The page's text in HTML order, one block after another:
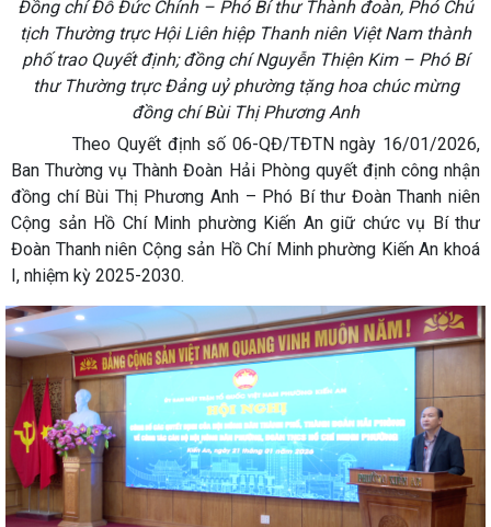
Đồng chí Đỗ Đức Chính – Phó Bí thư Thành đoàn, Phó Chủ
tịch Thường trực Hội Liên hiệp Thanh niên Việt Nam thành
phố trao Quyết định; đồng chí Nguyễn Thiện Kim – Phó Bí
thư Thường trực Đảng uỷ phường tặng hoa chúc mừng
đồng chí Bùi Thị Phương Anh
Theo Quyết định số 06-QĐ/TĐTN ngày 16/01/2026,
Ban Thường vụ Thành Đoàn Hải Phòng quyết định công nhận
đồng chí Bùi Thị Phương Anh – Phó Bí thư Đoàn Thanh niên
Cộng sản Hồ Chí Minh phường Kiến An giữ chức vụ Bí thư
Đoàn Thanh niên Cộng sản Hồ Chí Minh phường Kiến An khoá
I, nhiệm kỳ 2025-2030.